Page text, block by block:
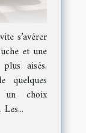
s’avérer
et une
aisés.
quelques
un choix